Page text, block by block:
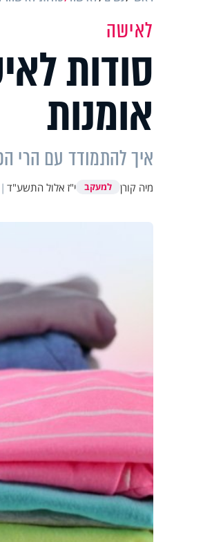
לאישה
סודות
אומנות
איך להתמודד עם הרי
מיה קורן למעקב י"ז אלול התשע"ד |